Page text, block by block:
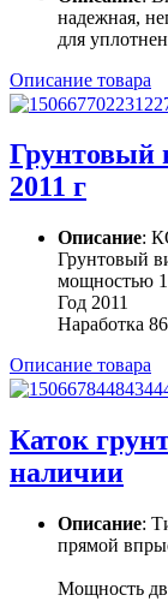
надежная,
для
Описание товара
Грунтовый
2011 г
Описание:
Грунтовый
мощностью
Год 2011
Наработка
Описание товара
Каток
наличии
Описание:
прямой
Мощность